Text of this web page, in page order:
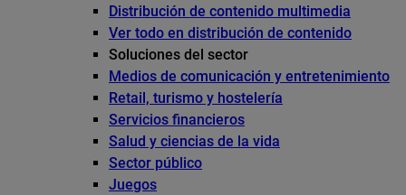
Distribución de contenido multimedia
Ver todo en distribución de contenido
Soluciones del sector
Medios de comunicación y entretenimiento
Retail, turismo y hostelería
Servicios financieros
Salud y ciencias de la vida
Sector público
Juegos